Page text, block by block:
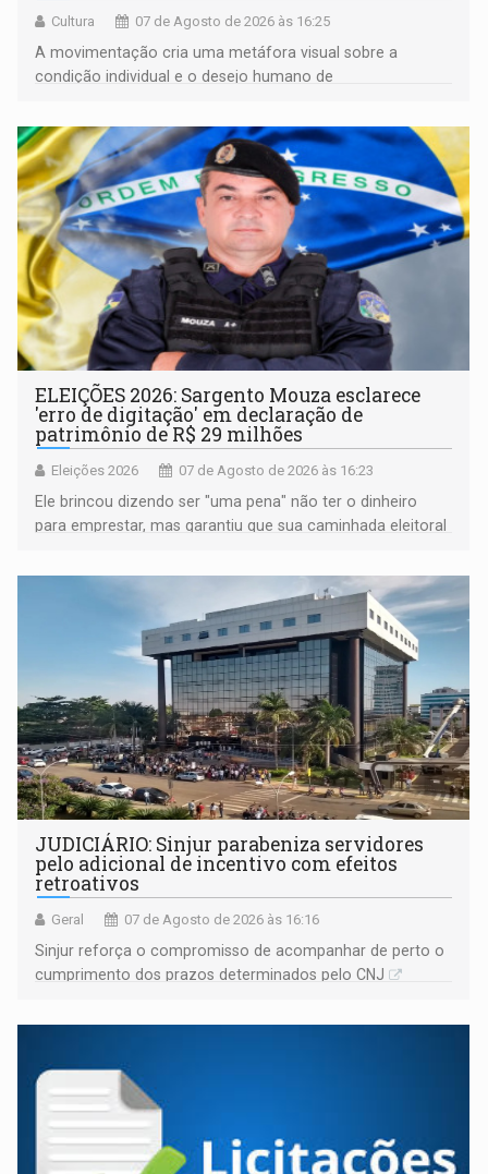
Cultura 07 de Agosto de 2026 às 16:25
A movimentação cria uma metáfora visual sobre a
condição individual e o desejo humano de
ELEIÇÕES 2026: Sargento Mouza esclarece
'erro de digitação' em declaração de
patrimônio de R$ 29 milhões
Eleições 2026 07 de Agosto de 2026 às 16:23
Ele brincou dizendo ser "uma pena" não ter o dinheiro
para emprestar, mas garantiu que sua caminhada eleitoral
JUDICIÁRIO: Sinjur parabeniza servidores
pelo adicional de incentivo com efeitos
retroativos
Geral 07 de Agosto de 2026 às 16:16
Sinjur reforça o compromisso de acompanhar de perto o
cumprimento dos prazos determinados pelo CNJ